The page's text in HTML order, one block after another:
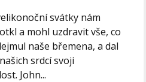
svátky nám
a mohl uzdravit vše, co
naše břemena, a dal
srdcí svoji
John...